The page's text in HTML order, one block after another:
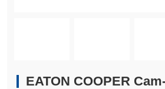
EATON COOPER Cam-Lok J系列E10